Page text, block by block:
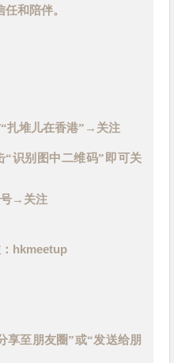
和陪伴。
扎堆儿在香港”→关注
“识别图中二维码”即可关
→关注
hkmeetup
享至朋友圈”或“发送给朋